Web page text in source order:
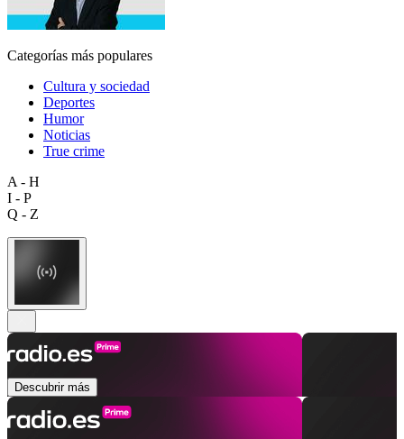
Categorías más populares
Cultura y sociedad
Deportes
Humor
Noticias
True crime
A - H
I - P
Q - Z
Descubrir más